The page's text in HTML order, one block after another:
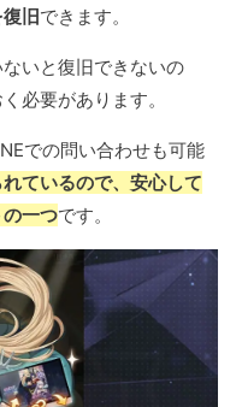
旧できます。
いと復旧できないの
必要があります。
での問い合わせも可能
ているので、安心して
一つです。